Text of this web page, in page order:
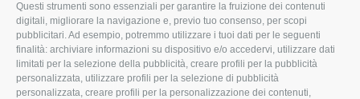
Questi strumenti sono essenziali per garantire la fruizione dei contenuti
digitali, migliorare la navigazione e, previo tuo consenso, per scopi
pubblicitari. Ad esempio, potremmo utilizzare i tuoi dati per le seguenti
finalità: archiviare informazioni su dispositivo e/o accedervi, utilizzare dati
limitati per la selezione della pubblicità, creare profili per la pubblicità
personalizzata, utilizzare profili per la selezione di pubblicità
personalizzata, creare profili per la personalizzazione dei contenuti,
CONFAGRICOLTURA
ROVIGO
L'Associazione
Missione e Progetto
CONFAGRICOLTURA
INFORMA
Tecnico
Fiscale